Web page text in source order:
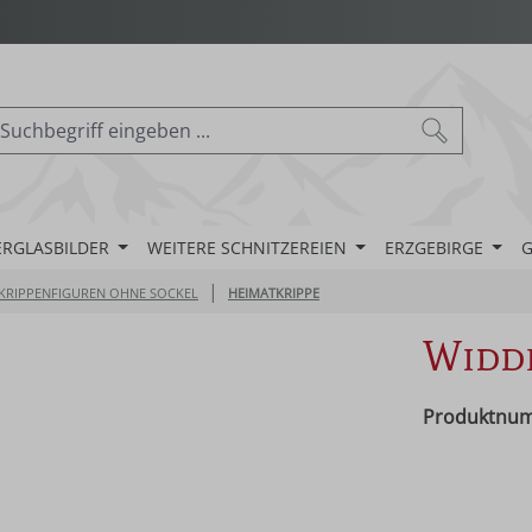
WEITERE SCHNITZEREIEN ERZGEBIRGE
KRIPPENFIGUREN OHNE SOCKEL | HEIMATKRIPPE